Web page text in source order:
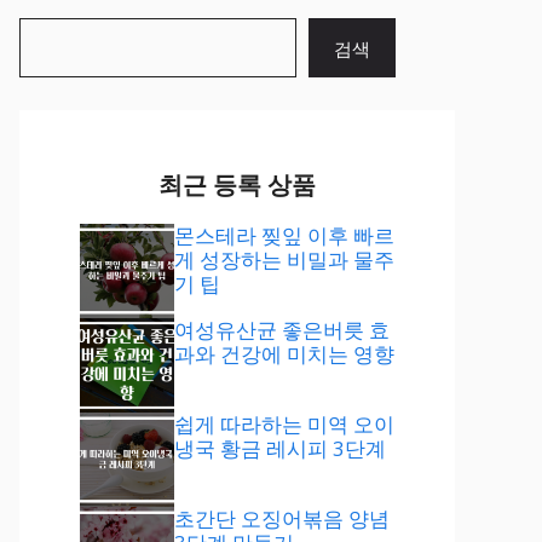
검색
최근 등록 상품
몬스테라 찢잎 이후 빠르
게 성장하는 비밀과 물주
기 팁
여성유산균 좋은버릇 효
과와 건강에 미치는 영향
쉽게 따라하는 미역 오이
냉국 황금 레시피 3단계
초간단 오징어볶음 양념